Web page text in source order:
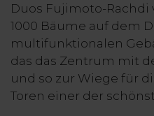
Duos Fujimoto-Rachdi
1000 Bäume auf dem
multifunktionalen
das das Zentrum mit
und so zur Wiege für
Toren einer der